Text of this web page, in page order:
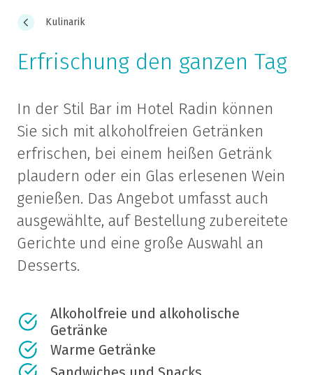
Kulinarik
Erfrischung den ganzen Tag
In der Stil Bar im Hotel Radin können
Sie sich mit alkoholfreien Getränken
erfrischen, bei einem heißen Getränk
plaudern oder ein Glas erlesenen Wein
genießen. Das Angebot umfasst auch
ausgewählte, auf Bestellung zubereitete
Gerichte und eine große Auswahl an
Desserts.
Alkoholfreie und alkoholische
Getränke
Warme Getränke